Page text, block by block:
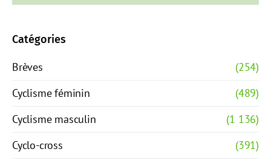
Catégories
Brèves
(254)
Cyclisme féminin
(489)
Cyclisme masculin
(1 136)
Cyclo-cross
(391)